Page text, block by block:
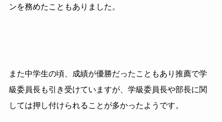
ンを務めたこともありました。
また中学生の頃、成績が優勝だったこともあり推薦で学
級委員長も引き受けていますが、学級委員長や部長に関
しては押し付けられることが多かったようです。